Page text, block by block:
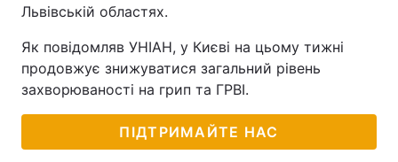
Львівській областях.
Як повідомляв УНІАН, у Києві на цьому тижні
продовжує знижуватися загальний рівень
захворюваності на грип та ГРВІ.
ПІДТРИМАЙТЕ НАС